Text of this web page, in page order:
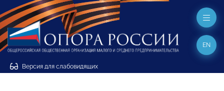
Версия для слабовидящих
EN